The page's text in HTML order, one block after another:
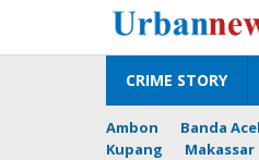
konten
CRIME STORY
Ambon Banda
Kupang
Makassar